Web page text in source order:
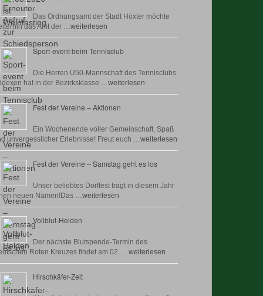
8 Juli, 2026
Das Ordnungsamt der Stadt Höxter möchte
das Amt der …weiterlesen
Sport-event beim Tennisclub
Die Herren Ü50-Mannschaft des Tennisclubs
hat in der Bezirksklasse …weiterlesen
Fest der Vereine – Aktionen
Ein Wochenende voller Gemeinschaft, Spaß
unvergesslicher Erlebnisse! Freut euch …weiterlesen
Fest der Vereine – Samstag geht es los
Unser beliebtes Dorffest trägt in diesem Jahr
neuen Namen!Das …weiterlesen
Vollblut-Helden
Der nächste Blutspende-Termin des
Roten Kreuzes findet am 02. …weiterlesen
Hirschkäfer-Zeit
9 Juni, 2026